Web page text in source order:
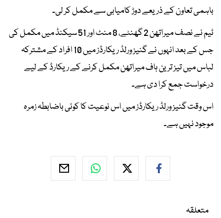
باہمی تعاون کے ذریعے دوڑ کامیابی سے مکمل کر لی۔
ٹیم نے نصف میراتھن 2 گھنٹے، 8 منٹ اور 51 سیکنڈ میں مکمل کی
جس کے بعد انہوں نے گنیز ورلڈ ریکارڈز میں 10 افراد کے مشترکہ
لباس میں تیز ترین ہاف میراتھن مکمل کرنے کے ریکارڈ کے لیے
درخواست جمع کرا دی ہے۔
اس وقت گنیز ورلڈ ریکارڈز میں اس نوعیت کا کوئی باضابطہ زمرہ
موجود نہیں ہے۔
متعلقہ